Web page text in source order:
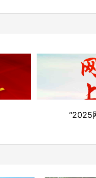
“2025网上祭英烈”活动